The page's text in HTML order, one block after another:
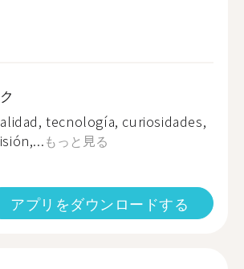
tecnología, curiosidades,
もっと見る
アプリをダウンロードする